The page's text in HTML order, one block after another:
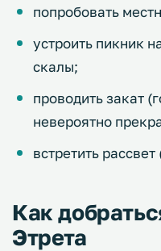
попробовать
устроить пикник
скалы;
проводить закат
невероятно
встретить
Как
Этрета